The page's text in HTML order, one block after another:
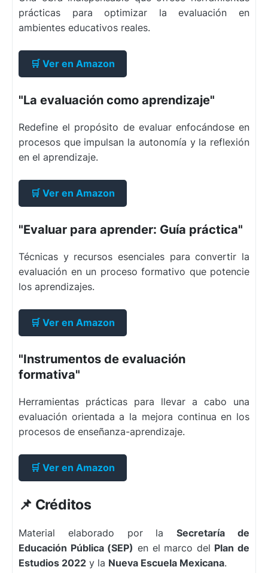
prácticas para optimizar la evaluación en
ambientes educativos reales.
🛒 Ver en Amazon
"La evaluación como aprendizaje"
Redefine el propósito de evaluar enfocándose en
procesos que impulsan la autonomía y la reflexión
en el aprendizaje.
🛒 Ver en Amazon
"Evaluar para aprender: Guía práctica"
Técnicas y recursos esenciales para convertir la
evaluación en un proceso formativo que potencie
los aprendizajes.
🛒 Ver en Amazon
"Instrumentos de evaluación
formativa"
Herramientas prácticas para llevar a cabo una
evaluación orientada a la mejora continua en los
procesos de enseñanza-aprendizaje.
🛒 Ver en Amazon
📌 Créditos
Material elaborado por laSecretaría de
Educación Pública (SEP) en el marco del Plan de
Estudios 2022 y la Nueva Escuela Mexicana.